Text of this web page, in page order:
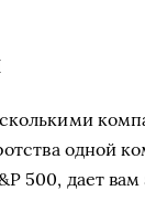
одной
500, дает